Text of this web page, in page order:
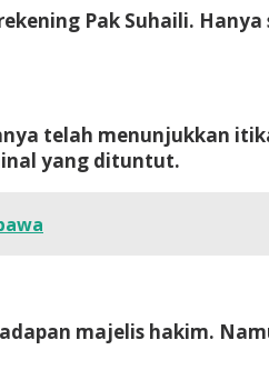
Pak Suhaili.
telah menunjukkan
yang dituntut.
majelis hakim.